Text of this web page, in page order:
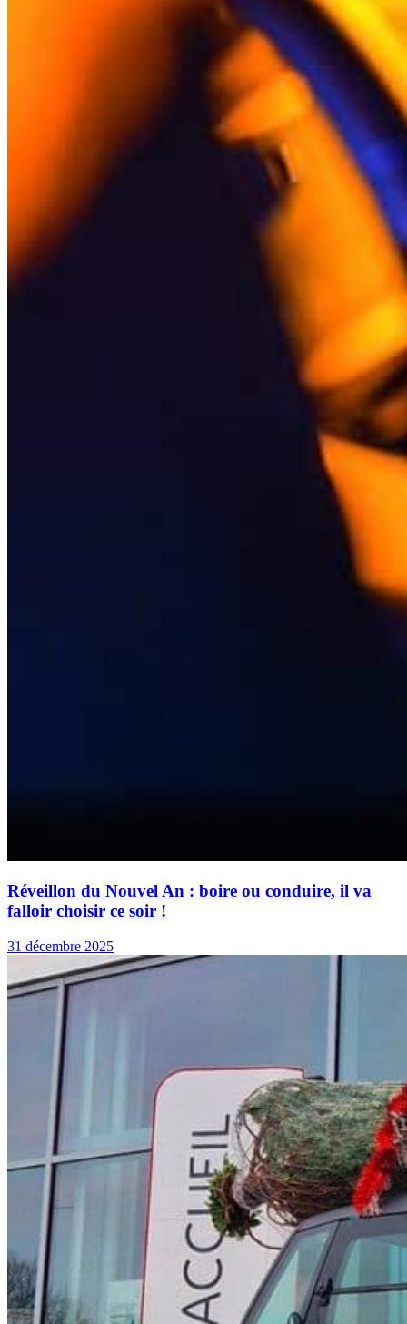
Réveillon du Nouvel An : boire ou conduire, il va
falloir choisir ce soir !
31 décembre 2025